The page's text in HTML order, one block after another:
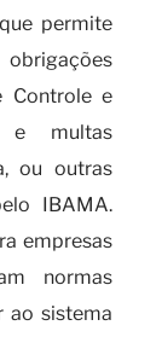
permite
Controle e
e multas
ou outras
IBAMA.
empresas
normas
ao sistema